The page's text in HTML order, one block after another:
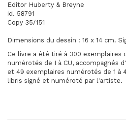
Editor Huberty & Breyne
id. 58791
Copy 35/151
Dimensions du dessin : 16 x 14 cm.
Ce livre a été tiré à 300 exemplaires
numérotés de I à CU, accompagnés
et 49 exemplaires numérotés de 1 à
libris signé et numéroté par l'artiste.